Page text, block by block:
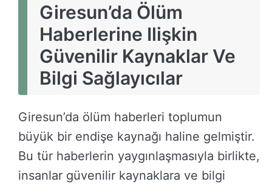
Giresun’da Ölüm
Haberlerine Ilişkin
Güvenilir Kaynaklar Ve
Bilgi Sağlayıcılar
Giresun’da ölüm haberleri toplumun
büyük bir endişe kaynağı haline gelmiştir.
Bu tür haberlerin yaygınlaşmasıyla birlikte,
insanlar güvenilir kaynaklara ve bilgi